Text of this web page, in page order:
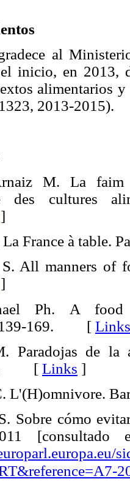
al
inicio, en 2013,
alimentarios
2013-2015).
M. La
des cultures
]
La France à
All manners of
]
Ph. A food
169. [ Links
Paradojas de la
[ Links ]
L'(H)omnivore.
Sobre cómo